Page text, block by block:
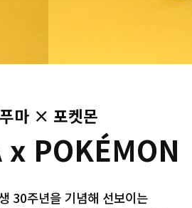
푸마 × 포켓몬
x POKÉMON
30주년을 기념해 선보이는